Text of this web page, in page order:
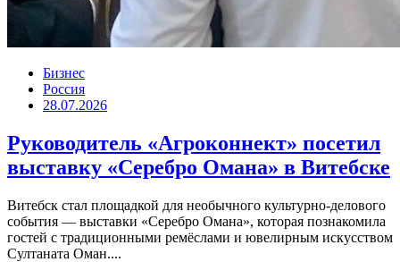
Бизнес
Россия
28.07.2026
Руководитель «Агроконнект» посетил
выставку «Серебро Омана» в Витебске
Витебск стал площадкой для необычного культурно-делового
события — выставки «Серебро Омана», которая познакомила
гостей с традиционными ремёслами и ювелирным искусством
Султаната Оман....